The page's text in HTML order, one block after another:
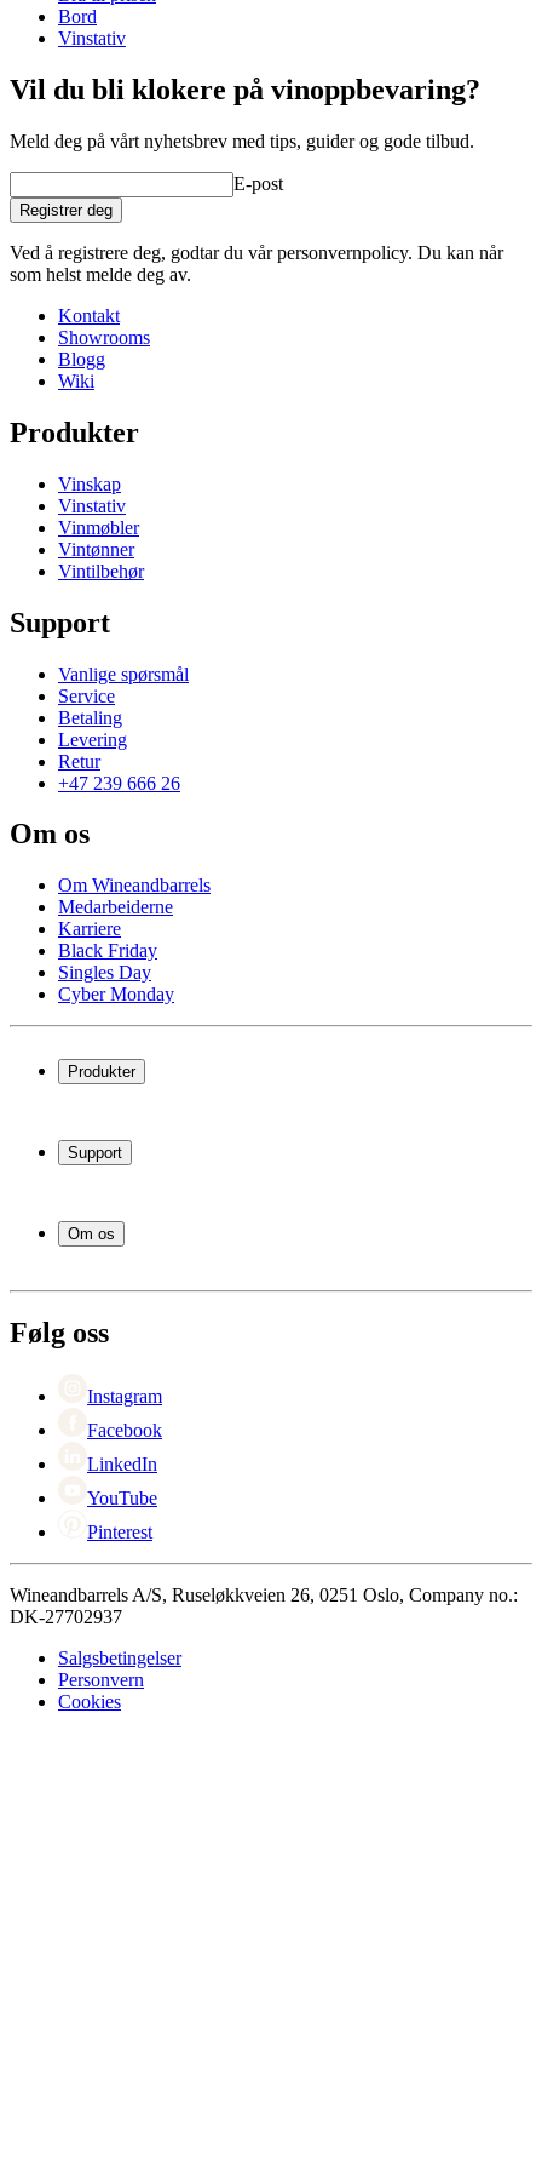
Bord
Vinstativ
Vil du bli klokere på vinoppbevaring?
Meld deg på vårt nyhetsbrev med tips, guider og gode tilbud.
E-post
Registrer deg
Ved å registrere deg, godtar du vår personvernpolicy. Du kan når
som helst melde deg av.
Kontakt
Showrooms
Blogg
Wiki
Produkter
Vinskap
Vinstativ
Vinmøbler
Vintønner
Vintilbehør
Support
Vanlige spørsmål
Service
Betaling
Levering
Retur
+47 239 666 26
Om os
Om Wineandbarrels
Medarbeiderne
Karriere
Black Friday
Singles Day
Cyber Monday
Produkter
Vinstativ
Vinmøbler
Support
Service
Betaling
Retur
Om os
Karriere
Black Friday
Cyber Monday
Følg oss
Instagram
Facebook
LinkedIn
YouTube
Pinterest
Wineandbarrels A/S, Ruseløkkveien 26, 0251 Oslo, Company no.:
DK-27702937
Salgsbetingelser
Personvern
Cookies